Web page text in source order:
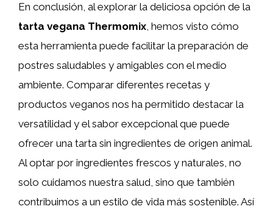
En conclusión, al explorar la deliciosa opción de la
tarta vegana Thermomix, hemos visto cómo
esta herramienta puede facilitar la preparación de
postres saludables y amigables con el medio
ambiente. Comparar diferentes recetas y
productos veganos nos ha permitido destacar la
versatilidad y el sabor excepcional que puede
ofrecer una tarta sin ingredientes de origen animal.
Al optar por ingredientes frescos y naturales, no
solo cuidamos nuestra salud, sino que también
contribuimos a un estilo de vida más sostenible. Así